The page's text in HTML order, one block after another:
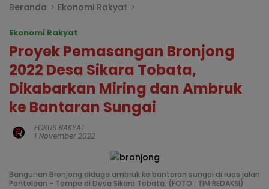
Beranda Ekonomi Rakyat
Ekonomi Rakyat
Proyek Pemasangan Bronjong
2022 Desa Sikara Tobata,
Dikabarkan Miring dan Ambruk
ke Bantaran Sungai
FOKUS RAKYAT
1 November 2022
Bangunan Bronjong diduga ambruk ke bantaran sungai di ruas jalan
Pantoloan - Tompe di Desa Sikara Tobata. (FOTO : TIM REDAKSI)